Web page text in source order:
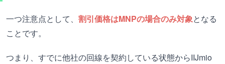
一つ注意点として、 割引価格はMNPの場合のみ対象となる
ことです。
つまり、すでに他社の回線を契約している状態からIIJmio